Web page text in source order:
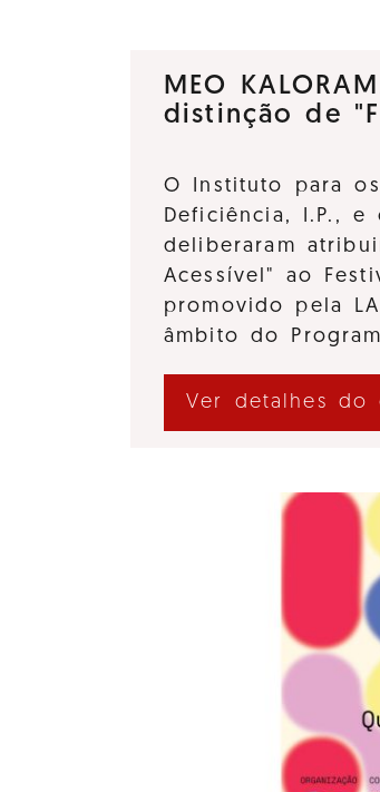
MEO
distinção de
O Instituto para
Deficiência, I.P., e
deliberaram
Acessível" ao
promovido pela
âmbito do
Ver detalhes do